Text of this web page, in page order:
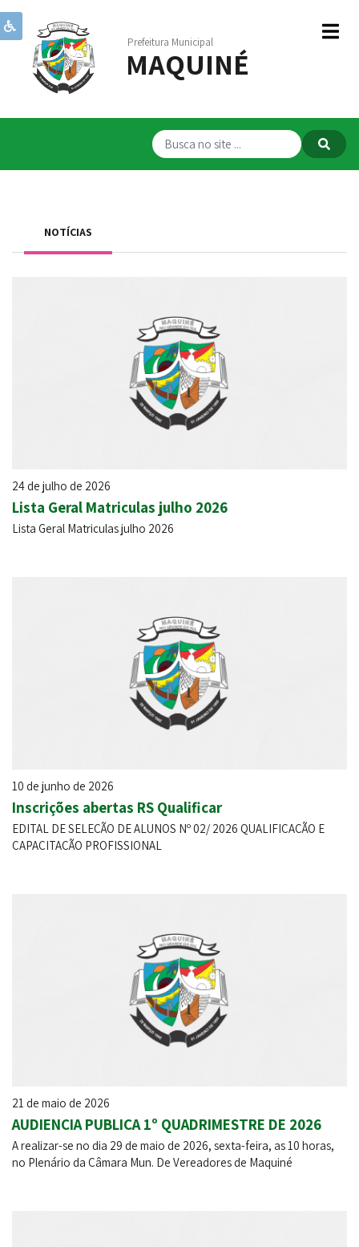
Prefeitura Municipal
MAQUINÉ
Institucional
Governo
ServiçosNOTÍCIAS
24 de julho de 2026
Lista Geral Matriculas julho 2026
Lista Geral Matriculas julho 2026
10 de junho de 2026
Inscrições abertas RS Qualificar
EDITAL DE SELEÇÃO DE ALUNOS Nº 02/ 2026 QUALIFICAÇÃO E
CAPACITAÇÃO PROFISSIONAL
21 de maio de 2026
AUDIENCIA PUBLICA 1º QUADRIMESTRE DE 2026
A realizar-se no dia 29 de maio de 2026, sexta-feira, as 10 horas,
no Plenário da Câmara Mun. De Vereadores de Maquiné